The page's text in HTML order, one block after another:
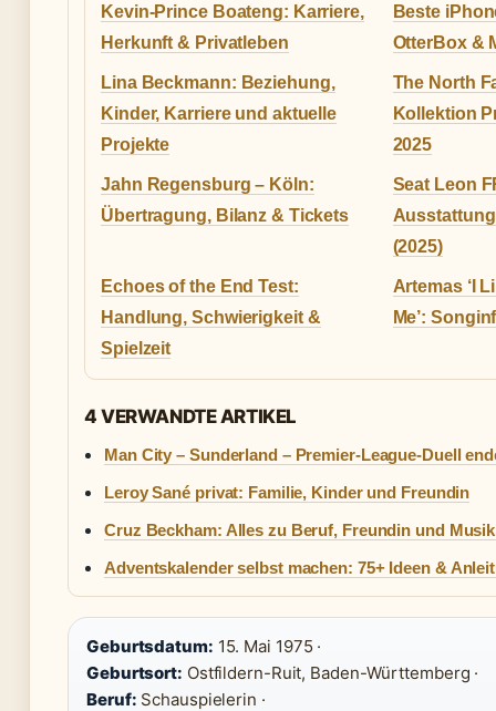
Kevin‑Prince Boateng: Karriere,
Herkunft & Privatleben
Beste
OtterBox &
Lina Beckmann: Beziehung,
Kinder, Karriere und aktuelle
Projekte
The North
Kollektion
2025
Jahn Regensburg – Köln:
Übertragung, Bilanz & Tickets
Seat Leon
(2025)
Echoes of the End Test:
Handlung, Schwierigkeit &
Spielzeit
Artemas ‘I
Me’:
4 VERWANDTE ARTIKEL
Man City – Sunderland – Premier-League-Duell
Leroy Sané privat: Familie, Kinder und Freundin
Cruz Beckham: Alles zu Beruf, Freundin und
Adventskalender selbst machen: 75+ Ideen &
Geburtsdatum: 15. Mai 1975 ·
Geburtsort: Ostfildern-Ruit, Baden-Württemberg ·
Beruf: Schauspielerin ·